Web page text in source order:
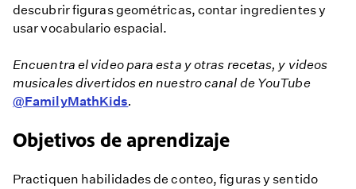
descubrir figuras geométricas, contar ingredientes y
usar vocabulario espacial.
Encuentra el video para esta y otras recetas, y videos
musicales divertidos en nuestro canal de YouTube
@FamilyMathKids.
Objetivos de aprendizaje
Practiquen habilidades de conteo, figuras y sentido